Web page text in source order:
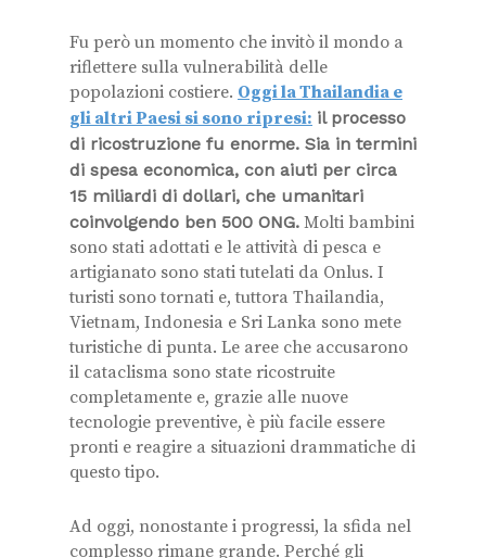
Fu però un momento che invitò il mondo a
riflettere sulla vulnerabilità delle
popolazioni costiere. Oggi la Thailandia e
gli altri Paesi si sono ripresi: il processo
di ricostruzione fu enorme. Sia in termini
di spesa economica, con aiuti per circa
15 miliardi di dollari, che umanitari
coinvolgendo ben 500 ONG. Molti bambini
sono stati adottati e le attività di pesca e
artigianato sono stati tutelati da Onlus. I
turisti sono tornati e, tuttora Thailandia,
Vietnam, Indonesia e Sri Lanka sono mete
turistiche di punta. Le aree che accusarono
il cataclisma sono state ricostruite
completamente e, grazie alle nuove
tecnologie preventive, è più facile essere
pronti e reagire a situazioni drammatiche di
questo tipo.
Ad oggi, nonostante i progressi, la sfida nel
complesso rimane grande. Perché gli